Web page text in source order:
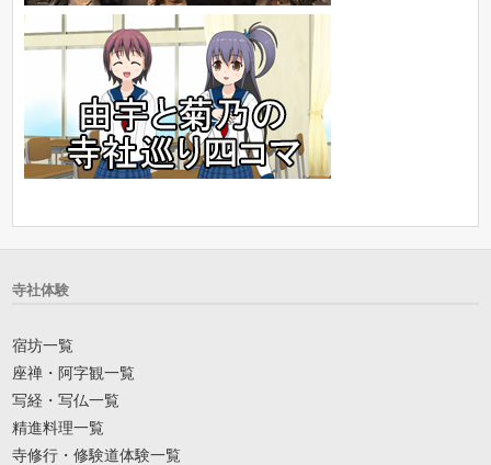
寺社体験
宿坊一覧
座禅・阿字観一覧
写経・写仏一覧
精進料理一覧
寺修行・修験道体験一覧